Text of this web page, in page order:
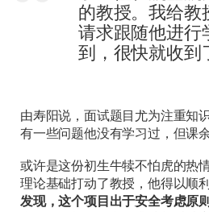
的教授。我给教
请求跟随他进行
到，很快就收到
由寿阳说，面试题目尤为注重知
有一些问题他没有学习过，但课
或许是这份初生牛犊不怕虎的热
理论基础打动了教授，他得以顺
发现，这个项目出于安全考虑原